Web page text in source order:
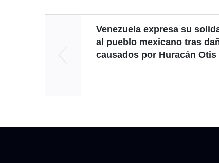
Venezuela expresa su
al pueblo mexicano tras
causados por Huracán Otis